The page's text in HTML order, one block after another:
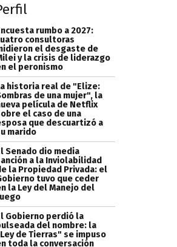
rumbo a 2027:
consultoras
el desgaste de
y la crisis de liderazgo
el peronismo
historia real de "Elize:
de una mujer", la
película de Netflix
el caso de una
que descuartizó a
marido
Senado dio media
a la Inviolabilidad
la Propiedad Privada: el
tuvo que ceder
la Ley del Manejo del
Gobierno perdió la
del nombre: la
de Tierras" se impuso
toda la conversación